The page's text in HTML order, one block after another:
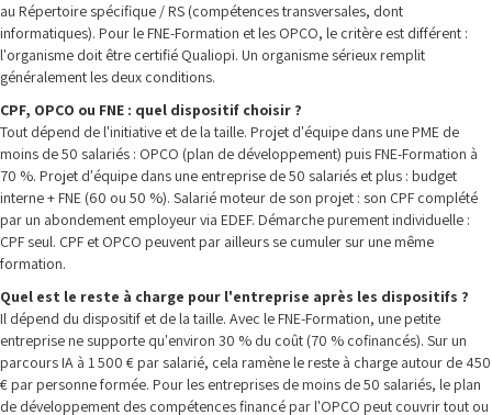
au Répertoire spécifique / RS (compétences transversales, dont
informatiques). Pour le FNE-Formation et les OPCO, le critère est différent :
l'organisme doit être certifié Qualiopi. Un organisme sérieux remplit
généralement les deux conditions.
CPF, OPCO ou FNE : quel dispositif choisir ?
Tout dépend de l'initiative et de la taille. Projet d'équipe dans une PME de
moins de 50 salariés : OPCO (plan de développement) puis FNE-Formation à
70 %. Projet d'équipe dans une entreprise de 50 salariés et plus : budget
interne + FNE (60 ou 50 %). Salarié moteur de son projet : son CPF complété
par un abondement employeur via EDEF. Démarche purement individuelle :
CPF seul. CPF et OPCO peuvent par ailleurs se cumuler sur une même
formation.
Quel est le reste à charge pour l'entreprise après les dispositifs ?
Il dépend du dispositif et de la taille. Avec le FNE-Formation, une petite
entreprise ne supporte qu'environ 30 % du coût (70 % cofinancés). Sur un
parcours IA à 1 500 € par salarié, cela ramène le reste à charge autour de 450
€ par personne formée. Pour les entreprises de moins de 50 salariés, le plan
de développement des compétences financé par l'OPCO peut couvrir tout ou